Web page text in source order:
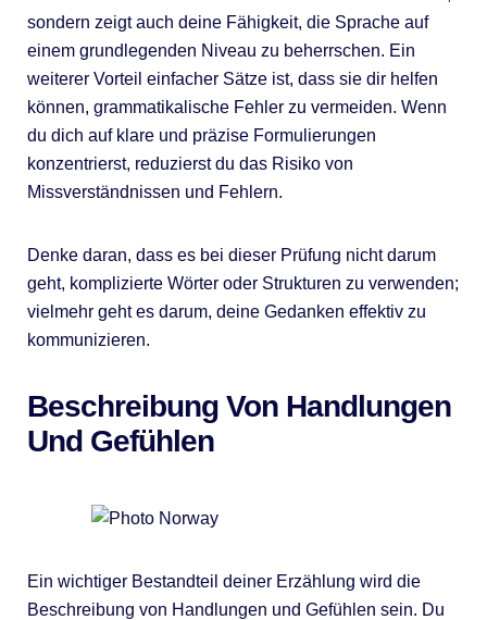
sondern zeigt auch deine Fähigkeit, die Sprache auf
einem grundlegenden Niveau zu beherrschen. Ein
weiterer Vorteil einfacher Sätze ist, dass sie dir helfen
können, grammatikalische Fehler zu vermeiden. Wenn
du dich auf klare und präzise Formulierungen
konzentrierst, reduzierst du das Risiko von
Missverständnissen und Fehlern.
Denke daran, dass es bei dieser Prüfung nicht darum
geht, komplizierte Wörter oder Strukturen zu verwenden;
vielmehr geht es darum, deine Gedanken effektiv zu
kommunizieren.
Beschreibung Von Handlungen
Und Gefühlen
Ein wichtiger Bestandteil deiner Erzählung wird die
Beschreibung von Handlungen und Gefühlen sein. Du